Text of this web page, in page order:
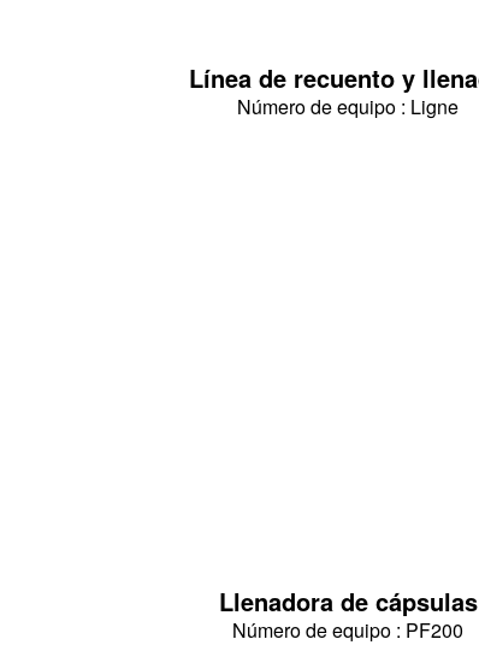
Línea de recuento y
Número de equipo : Ligne
Llenadora de cápsulas
Número de equipo : PF200